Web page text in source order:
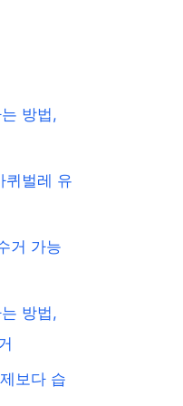
방법,
퀴벌레 유
거 가능
방법,
보다 습